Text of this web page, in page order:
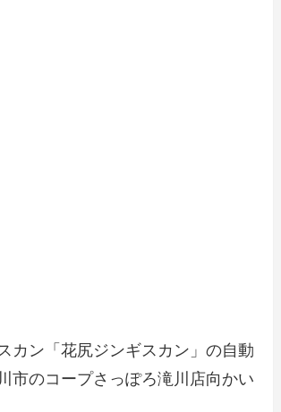
カン「花尻ジンギスカン」の自動
市のコープさっぽろ滝川店向かい